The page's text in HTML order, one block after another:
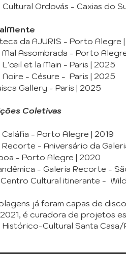
Ordovás - Caxias do
da AJURIS - Porto Alegre
Mal Assombrada - Porto
L'œil et la Main - Paris | 2025
Noire - Césure - Paris | 2025
Gallery - Paris | 2025
Coletivas
Caláfia - Porto Alegre | 2019
Recorte - Aniversário da
- Porto Alegre | 2020
- Galeria Recorte -
Cultural itinerante -
já foram capas de
é curadora de projetos
Cultural Santa Casa/